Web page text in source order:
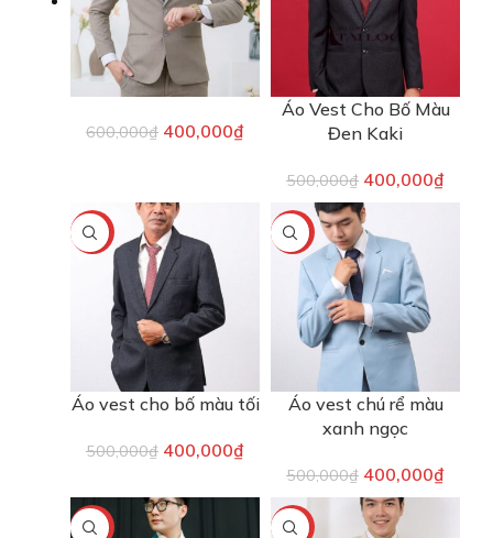
600,000₫ 400,000₫
Áo Vest Cho Bố Màu
Đen Kaki
500,000₫ 400,000₫
-20%
Áo vest cho bố màu tối
500,000₫ 400,000₫
-20%
Áo vest chú rể màu
xanh ngọc
500,000₫ 400,000₫
-20% -20%